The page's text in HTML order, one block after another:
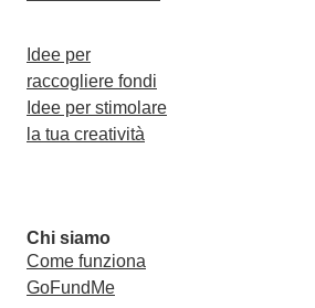
Idee per
raccogliere fondi
Idee per stimolare
la tua creatività
Chi siamo
Come funziona
GoFundMe